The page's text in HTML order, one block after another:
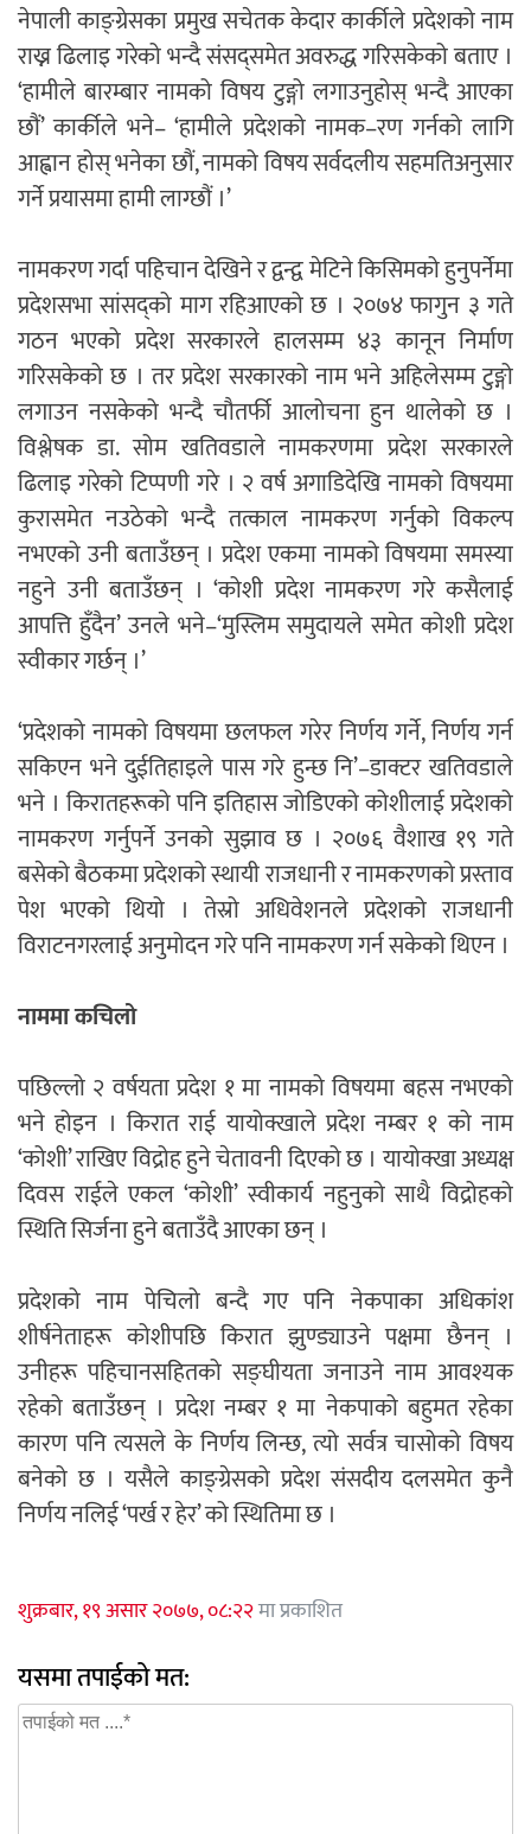
नेपाली काङ्ग्रेसका प्रमुख सचेतक केदार कार्कीले प्रदेशको नाम
राख्न ढिलाइ गरेको भन्दै संसद्समेत अवरुद्ध गरिसकेको बताए ।
‘हामीले बारम्बार नामको विषय टुङ्गो लगाउनुहोस् भन्दै आएका
छौं’ कार्कीले भने– ‘हामीले प्रदेशको नामक–रण गर्नको लागि
आह्वान होस् भनेका छौं, नामको विषय सर्वदलीय सहमतिअनुसार
गर्ने प्रयासमा हामी लाग्छौं ।’
नामकरण गर्दा पहिचान देखिने र द्वन्द्व मेटिने किसिमको हुनुपर्नेमा
प्रदेशसभा सांसद्को माग रहिआएको छ । २०७४ फागुन ३ गते
गठन भएको प्रदेश सरकारले हालसम्म ४३ कानून निर्माण
गरिसकेको छ । तर प्रदेश सरकारको नाम भने अहिलेसम्म टुङ्गो
लगाउन नसकेको भन्दै चौतर्फी आलोचना हुन थालेको छ ।
विश्लेषक डा. सोम खतिवडाले नामकरणमा प्रदेश सरकारले
ढिलाइ गरेको टिप्पणी गरे । २ वर्ष अगाडिदेखि नामको विषयमा
कुरासमेत नउठेको भन्दै तत्काल नामकरण गर्नुको विकल्प
नभएको उनी बताउँछन् । प्रदेश एकमा नामको विषयमा समस्या
नहुने उनी बताउँछन् । ‘कोशी प्रदेश नामकरण गरे कसैलाई
आपत्ति हुँदैन’ उनले भने–‘मुस्लिम समुदायले समेत कोशी प्रदेश
स्वीकार गर्छन् ।’
‘प्रदेशको नामको विषयमा छलफल गरेर निर्णय गर्ने, निर्णय गर्न
सकिएन भने दुईतिहाइले पास गरे हुन्छ नि’–डाक्टर खतिवडाले
भने । किरातहरूको पनि इतिहास जोडिएको कोशीलाई प्रदेशको
नामकरण गर्नुपर्ने उनको सुझाव छ । २०७६ वैशाख १९ गते
बसेको बैठकमा प्रदेशको स्थायी राजधानी र नामकरणको प्रस्ताव
पेश भएको थियो । तेस्रो अधिवेशनले प्रदेशको राजधानी
विराटनगरलाई अनुमोदन गरे पनि नामकरण गर्न सकेको थिएन ।
नाममा कचिलो
पछिल्लो २ वर्षयता प्रदेश १ मा नामको विषयमा बहस नभएको
भने होइन । किरात राई यायोक्खाले प्रदेश नम्बर १ को नाम
‘कोशी’ राखिए विद्रोह हुने चेतावनी दिएको छ । यायोक्खा अध्यक्ष
दिवस राईले एकल ‘कोशी’ स्वीकार्य नहुनुको साथै विद्रोहको
स्थिति सिर्जना हुने बताउँदै आएका छन् ।
प्रदेशको नाम पेचिलो बन्दै गए पनि नेकपाका अधिकांश
शीर्षनेताहरू कोशीपछि किरात झुण्ड्याउने पक्षमा छैनन् ।
उनीहरू पहिचानसहितको सङ्घीयता जनाउने नाम आवश्यक
रहेको बताउँछन् । प्रदेश नम्बर १ मा नेकपाको बहुमत रहेका
कारण पनि त्यसले के निर्णय लिन्छ, त्यो सर्वत्र चासोको विषय
बनेको छ । यसैले काङ्ग्रेसको प्रदेश संसदीय दलसमेत कुनै
निर्णय नलिई ‘पर्ख र हेर’ को स्थितिमा छ ।
शुक्रबार, १९ असार २०७७, ०८:२२मा प्रकाशित
यसमा तपाईको मत: